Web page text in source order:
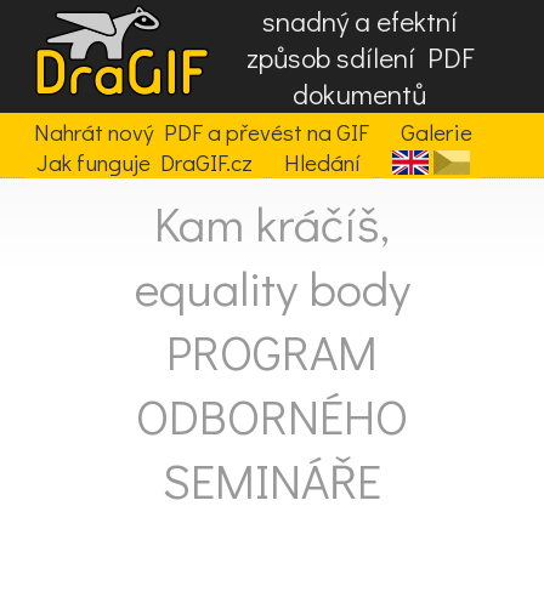
snadný a efektní
způsob sdílení PDF
dokumentů
Nahrát nový PDF a převést na GIF
Galerie
Jak funguje DraGIF.cz
Hledání
Kam kráčíš,
equality body
PROGRAM
ODBORNÉHO
SEMINÁŘE